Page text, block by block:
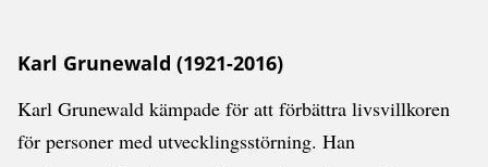
Karl Grunewald (1921-2016)
Karl Grunewald kämpade för att förbättra livsvillkoren
för personer med utvecklingsstörning. Han